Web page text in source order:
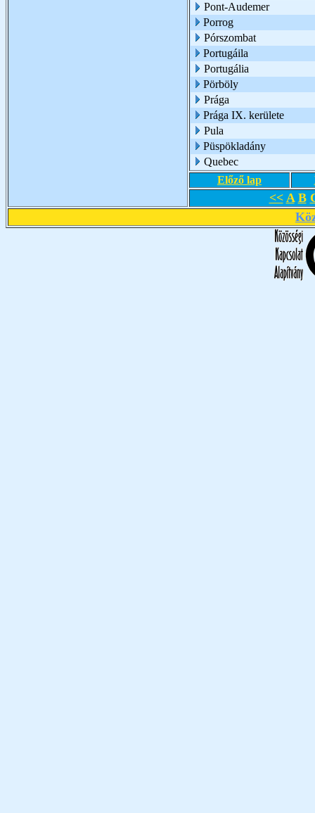
Pont-Audemer
Porrog
Pórszombat
Portugáila
Portugália
Pörböly
Prága
Prága IX. kerülete
Pula
Püspökladány
Quebec
Előző lap
<< A B